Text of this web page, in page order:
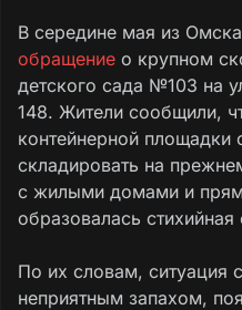
В середине мая из
обращение о крупном
детского сада №103 на
148. Жители сообщили,
контейнерной
складировать на
с жилыми домами и
образовалась стихийная
По их словам, ситуация
неприятным запахом,